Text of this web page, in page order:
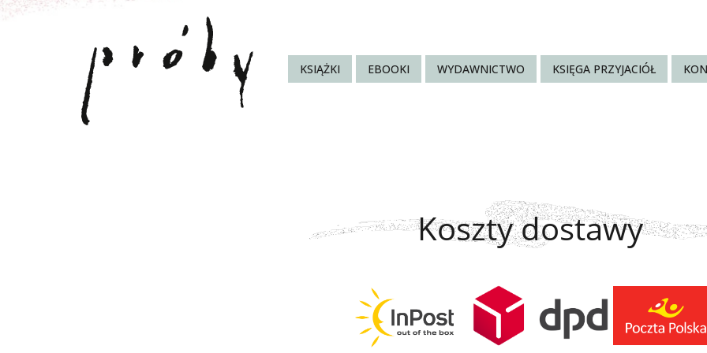
KSIĄŻKI EBOOKI WYDAWNICTWO KSIĘGA PRZYJACIÓŁ
Koszty dostawy